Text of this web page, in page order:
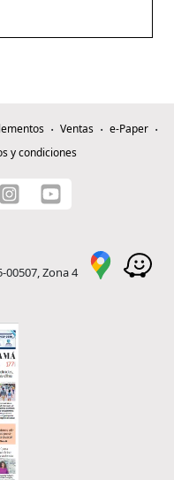
Ventas
e-Paper
y condiciones
00507, Zona 4